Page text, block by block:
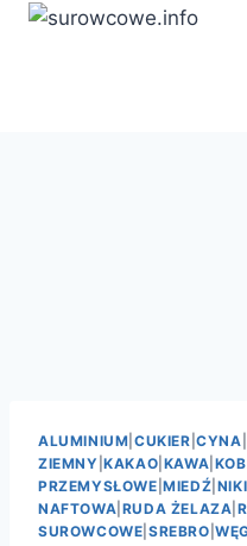
Przejdź
ALUMINIUM CUKIER |CYNA
ZIEMNY |KAKAO KAWA
PRZEMYSŁOWE |MIEDŹ
NAFTOWA RUDA ŻELAZA
SUROWCOWE SREBRO |